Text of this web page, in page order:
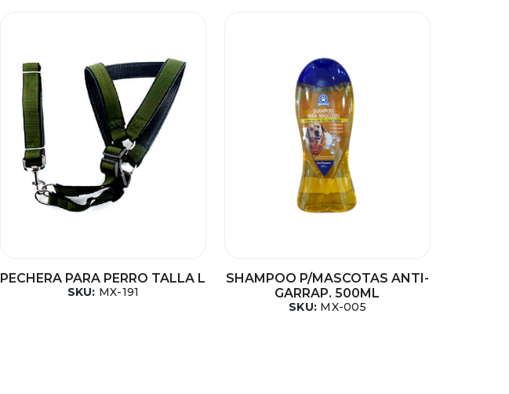
PECHERA PARA PERRO TALLA L
SKU: MX-191
SHAMPOO P/MASCOTAS ANTI-
GARRAP. 500ML
SKU: MX-005